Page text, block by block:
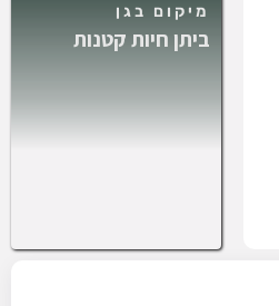
מיקום בגן
ביתן חיות קטנות